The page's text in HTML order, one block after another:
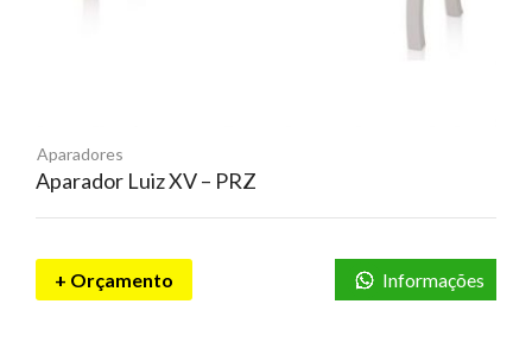
Aparadores
Aparador Luiz XV – PRZ
+ Orçamento Informações